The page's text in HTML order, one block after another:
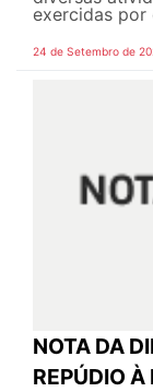
exercidas por
24 de Setembro de
NOTA DA
REPÚDIO